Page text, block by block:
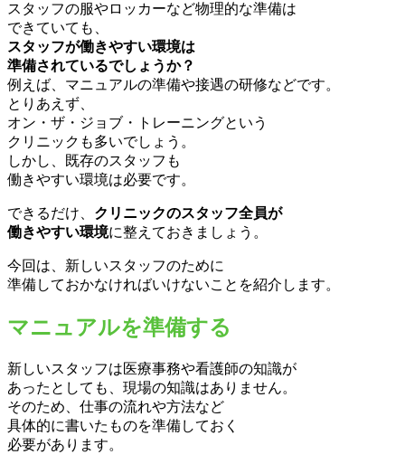
スタッフの服やロッカーなど物理的な準備は
できていても、
スタッフが働きやすい環境は
準備されているでしょうか？
例えば、マニュアルの準備や接遇の研修などです。
とりあえず、
オン・ザ・ジョブ・トレーニングという
クリニックも多いでしょう。
しかし、既存のスタッフも
働きやすい環境は必要です。
できるだけ、 クリニックのスタッフ全員が
働きやすい環境に整えておきましょう。
今回は、新しいスタッフのために
準備しておかなければいけないことを紹介します。
マニュアルを準備する
新しいスタッフは医療事務や看護師の知識が
あったとしても、現場の知識はありません。
そのため、仕事の流れや方法など
具体的に書いたものを準備しておく
必要があります。